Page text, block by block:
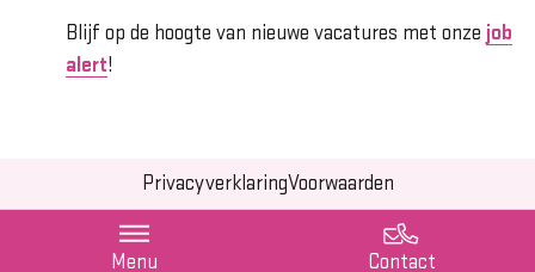
Blijf op de hoogte van nieuwe vacatures met onze job
alert!
PrivacyverklaringVoorwaarden
Menu Contact